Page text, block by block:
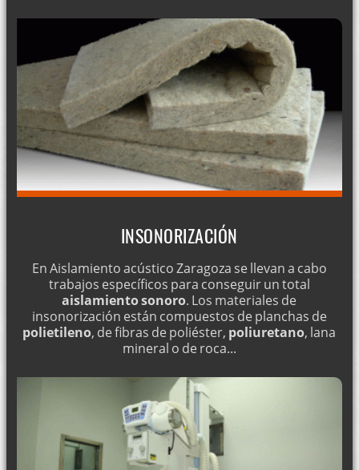
INSONORIZACIÓN
En Aislamiento acústico Zaragoza se llevan a cabo
trabajos específicos para conseguir un total
aislamiento sonoro. Los materiales de
insonorización están compuestos de planchas de
polietileno, de fibras de poliéster, poliuretano, lana
mineral o de roca...